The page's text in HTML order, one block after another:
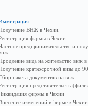
ВНЖ в Чехии.
фирмы в Чехии
предпринимательство и
вида на жительство внж
краткосрочной визы до
пакета документов на внж
Ликвидация фирмы в Чехии
изменений в фирме в Чехии